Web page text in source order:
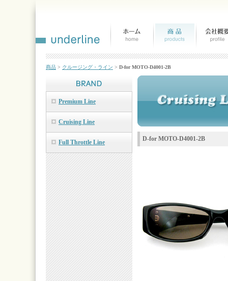
商品 > クルージング・ライン > D-for MOTO-D4001-2B
Premium Line
Cruising Line
Full Throttle Line D-for MOTO-D4001-2B